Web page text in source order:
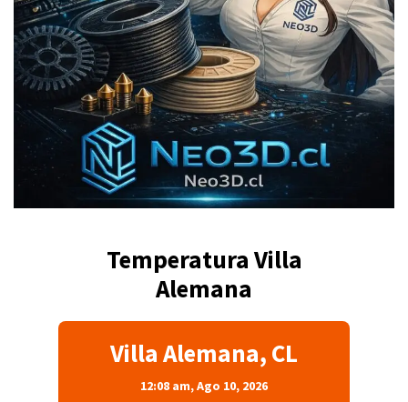
Temperatura Villa
Alemana
Villa Alemana, CL
12:08 am,Ago 10, 2026